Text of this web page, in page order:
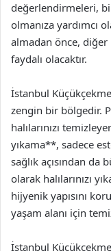
değerlendirmeleri,
olmanıza yardımcı
almadan önce, diğer
faydalı olacaktır.
İstanbul
zengin bir bölgedir.
halılarınızı
yıkama**, sadece
sağlık açısından da
olarak halılarınızı
hijyenik yapısını
yaşam alanı için
İstanbul